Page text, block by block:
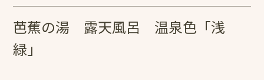
芭蕉の湯 露天風呂 温泉色「浅
緑」